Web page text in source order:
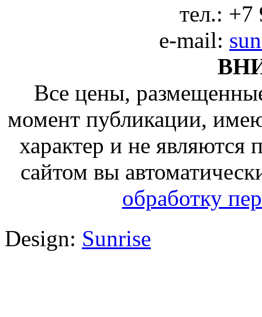
тел.: +7
e-mail:
Все цены,
момент публикации,
характер и не
сайтом вы
обработку
Design: Sunrise